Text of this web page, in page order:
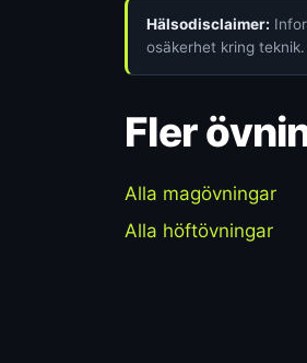
Hälsodisclaimer:
osäkerhet kring teknik.
Fler
Alla magövningar
Alla höftövningar